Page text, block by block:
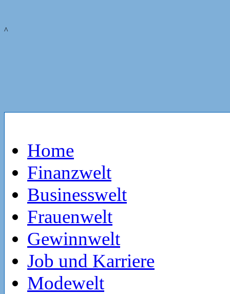
^
Home
Finanzwelt
Businesswelt
Frauenwelt
Gewinnwelt
Job und Karriere
Modewelt